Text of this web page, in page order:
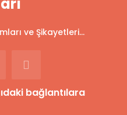
ve Şikayetleri...
bağlantılara